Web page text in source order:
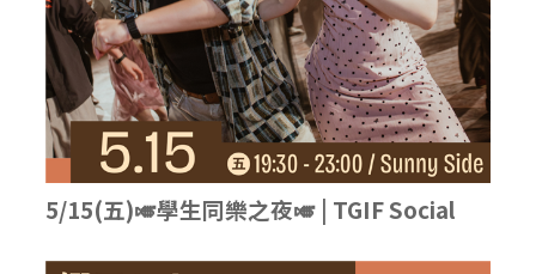
5/15(五)🎺學生同樂之夜🎺 | TGIF Social